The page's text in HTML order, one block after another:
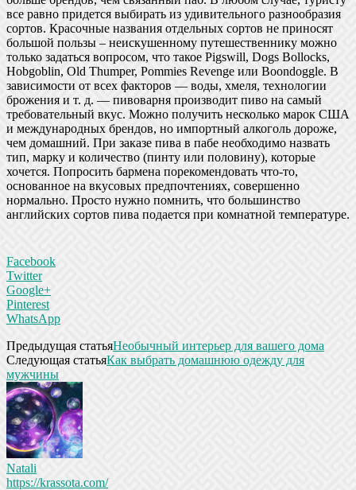
все равно придется выбирать из удивительного разнообразия
сортов. Красочные названия отдельных сортов не приносят
большой пользы – неискушенному путешественнику можно
только задаться вопросом, что такое Pigswill, Dogs Bollocks,
Hobgoblin, Old Thumper, Pommies Revenge или Boondoggle. В
зависимости от всех факторов — воды, хмеля, технологии
брожения и т. д. — пивоварня производит пиво на самый
требовательный вкус. Можно получить несколько марок США
и международных брендов, но импортный алкоголь дороже,
чем домашний. При заказе пива в пабе необходимо назвать
тип, марку и количество (пинту или половину), которые
хочется. Попросить бармена порекомендовать что-то,
основанное на вкусовых предпочтениях, совершенно
нормально. Просто нужно помнить, что большинство
английских сортов пива подается при комнатной температуре.
Facebook
Twitter
Google+
Pinterest
WhatsApp
Предыдущая статьяНеобычный интерьер для вашего дома
Следующая статьяКак выбрать домашнюю одежду для
мужчины
Natali
https://krassota.com/